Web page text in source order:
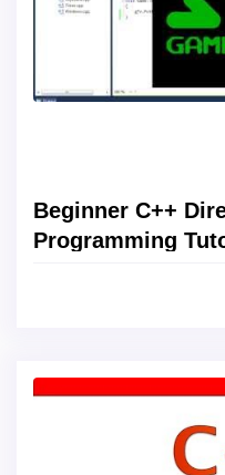
Beginner C++
Programming